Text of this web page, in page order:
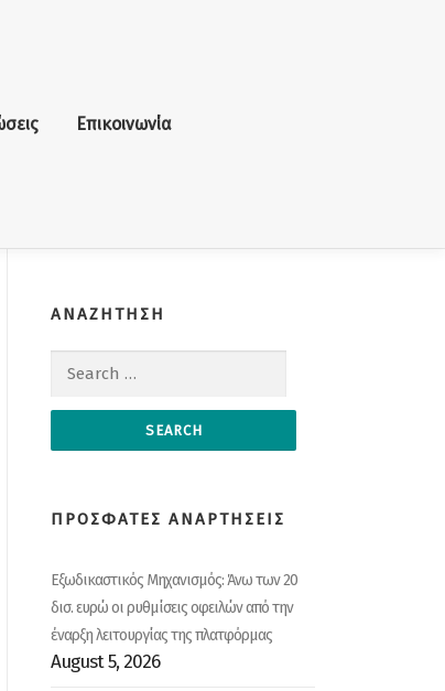
Επικοινωνία
ΑΝΑΖΗΤΗΣΗ
Search for:
ΠΡΟΣΦΑΤΕΣ ΑΝΑΡΤΗΣΕΙΣ
Εξωδικαστικός Μηχανισμός: Άνω των 20
δισ. ευρώ οι ρυθμίσεις οφειλών από την
έναρξη λειτουργίας της πλατφόρμας
August 5, 2026